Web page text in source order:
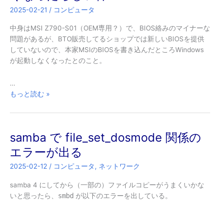
グ
PC（？）
は
光
ら
な
い
2025-02-21 / コンピュータ
中身はMSI Z790-S01（OEM専用？）で、BIOS絡みのマイナーな
問題があるが、BTO販売してるショップでは新しいBIOSを提供
していないので、本家MSIのBIOSを書き込んだところWindows
が起動しなくなったとのこと。
…
BTO
の
更
し
た
もっと読む »
samba で file_set_dosmode 関係の
エラーが出る
2025-02-12 / コンピュータ, ネットワーク
samba 4 にしてから（一部の）ファイルコピーがうまくいかな
いと思ったら、 smbd が以下のエラーを出している。